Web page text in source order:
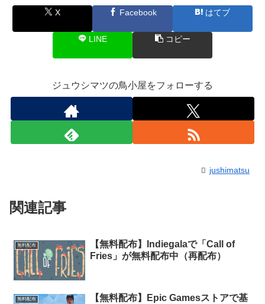
X Facebook はてブ
LINE コピー
ジュウシマツの鳥小屋をフォローする
jushimatsu
関連記事
無料配布
【無料配布】Indiegalaで「Call of
Fries」が無料配布中（再配布）
無料配布
【無料配布】Epic Gamesストアで基